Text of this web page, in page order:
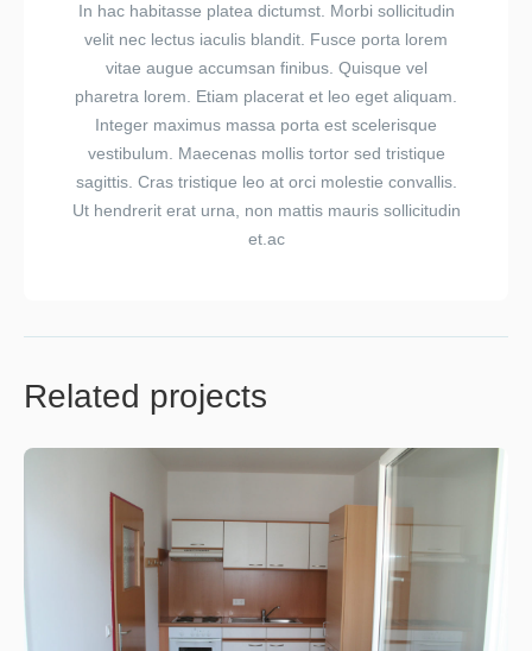
In hac habitasse platea dictumst. Morbi sollicitudin
velit nec lectus iaculis blandit. Fusce porta lorem
vitae augue accumsan finibus. Quisque vel
pharetra lorem. Etiam placerat et leo eget aliquam.
Integer maximus massa porta est scelerisque
vestibulum. Maecenas mollis tortor sed tristique
sagittis. Cras tristique leo at orci molestie convallis.
Ut hendrerit erat urna, non mattis mauris sollicitudin
et.ac
Related projects